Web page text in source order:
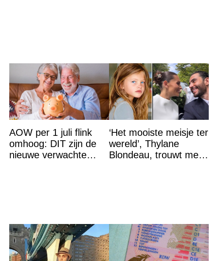
AOW per 1 juli flink
omhoog: DIT zijn de
nieuwe verwachte
‘Het mooiste meisje ter
wereld’, Thylane
Blondeau, trouwt met